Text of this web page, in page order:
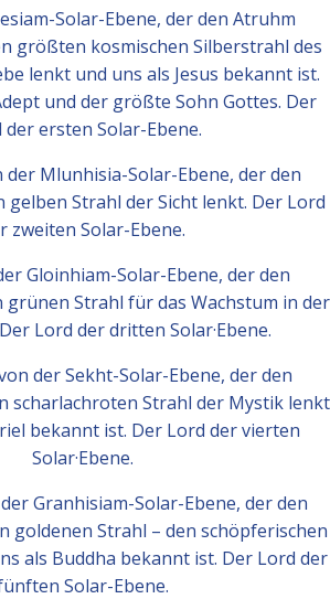
Solar-Ebene, der den Atruhm
größten kosmischen Silberstrahl des
lenkt und uns als Jesus bekannt ist.
und der größte Sohn Gottes. Der
der ersten Solar-Ebene.
der Mlunhisia-Solar-Ebene, der den
gelben Strahl der Sicht lenkt. Der Lord
zweiten Solar-Ebene.
Gloinhiam-Solar-Ebene, der den
grünen Strahl für das Wachstum in der
Lord der dritten Solar·Ebene.
der Sekht-Solar-Ebene, der den
scharlachroten Strahl der Mystik lenkt
bekannt ist. Der Lord der vierten
Solar·Ebene.
Granhisiam-Solar-Ebene, der den
goldenen Strahl – den schöpferischen
als Buddha bekannt ist. Der Lord der
Solar-Ebene.